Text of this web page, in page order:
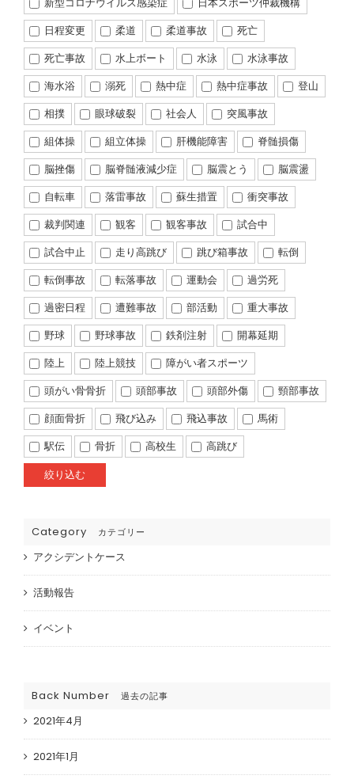
日程変更
柔道 柔道事故
死亡
死亡事故
水上ボート 水泳
水泳事故
海水浴
溺死 熱中症 熱中症事故
登山
相撲
眼球破裂 社会人
突風事故
組体操
組立体操 肝機能障害
脊髄損傷
脳挫傷
脳脊髄液減少症 脳震とう
脳震盪
自転車
落雷事故 蘇生措置
衝突事故
裁判関連
観客 観客事故
試合中
試合中止
走り高跳び 跳び箱事故
転倒
転倒事故
転落事故 運動会
過労死
過密日程
遭難事故 部活動
重大事故
野球
野球事故 鉄剤注射
開幕延期
陸上
陸上競技
障がい者スポーツ
頭がい骨骨折
頭部事故 頭部外傷
頸部事故
顔面骨折
飛び込み 飛込事故
馬術
駅伝
骨折 高校生 高跳び
Category カテゴリー
アクシデントケース
活動報告
イベント
Back Number 過去の記事
2021年4月
2021年1月